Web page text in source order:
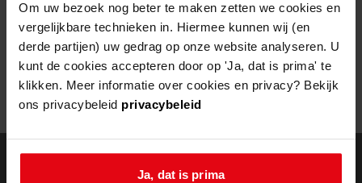
Om uw bezoek nog beter te maken zetten we cookies en
vergelijkbare technieken in. Hiermee kunnen wij (en
derde partijen) uw gedrag op onze website analyseren. U
kunt de cookies accepteren door op 'Ja, dat is prima' te
klikken. Meer informatie over cookies en privacy? Bekijk
ons privacybeleid privacybeleid
Ja, dat is prima
Mogelijk kunt u deze pagina niet bezoeken door:
een verouderde bladwijzer/favoriet
een zoekmachine heeft eenverouderde lijst van de website
eenfout getyptadres